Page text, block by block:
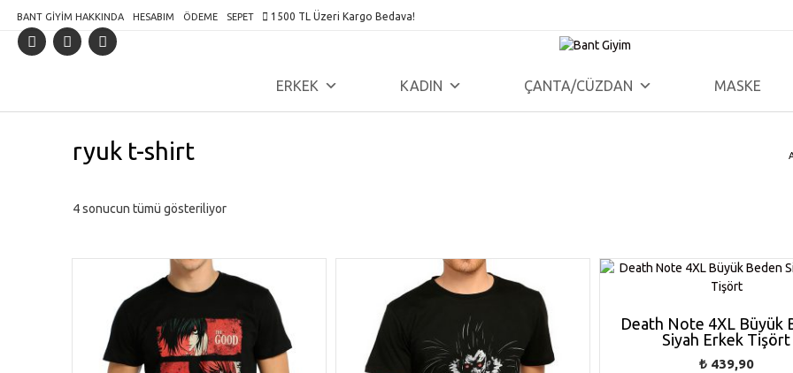
content
BANT GIYIM HAKKINDA HESABIM ÖDEME SEPET 1500 TL Üzeri Kargo Bedava!
ERKEK KADIN ÇANTA/CÜZDAN MASKE
ryuk t-shirt
4 sonucun tümü gösteriliyor
Death Note 4XL Büyük
Siyah Erkek Tişört
₺439,90